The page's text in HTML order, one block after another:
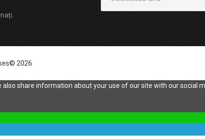
2026
share information about your use of our site with our social